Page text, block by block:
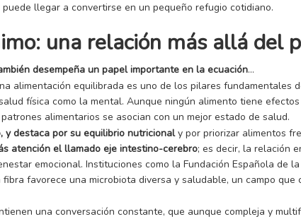
llegar a convertirse en un pequeño refugio cotidiano.
una relación más allá del
desempeña un papel importante en la ecuación…
alimentación equilibrada es uno de los pilares fundamentales
física como la mental. Aunque ningún alimento tiene
alimentarios se asocian con un mejor estado de salud.
destaca por su equilibrio nutricionaly por priorizar alimentos
atención el llamado eje intestino-cerebro; es decir, la relación
emocional. Instituciones como la Fundación Española de la
favorece una microbiota diversa y saludable, un campo que
una conversación constante, que aunque compleja y